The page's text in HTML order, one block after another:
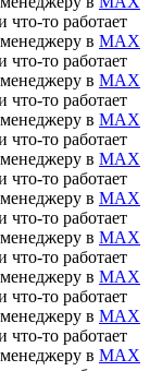
то работает
в MAX
то работает
в MAX
то работает
в MAX
то работает
в MAX
то работает
в MAX
то работает
в MAX
то работает
в MAX
то работает
в MAX
то работает
в MAX